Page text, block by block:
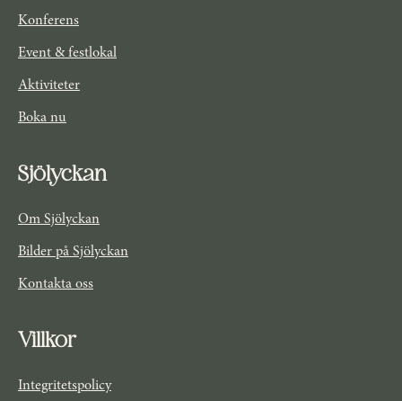
Konferens
Event & festlokal
Aktiviteter
Boka nu
Sjölyckan
Om Sjölyckan
Bilder på Sjölyckan
Kontakta oss
Villkor
Integritetspolicy